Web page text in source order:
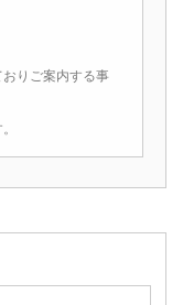
りご案内する事